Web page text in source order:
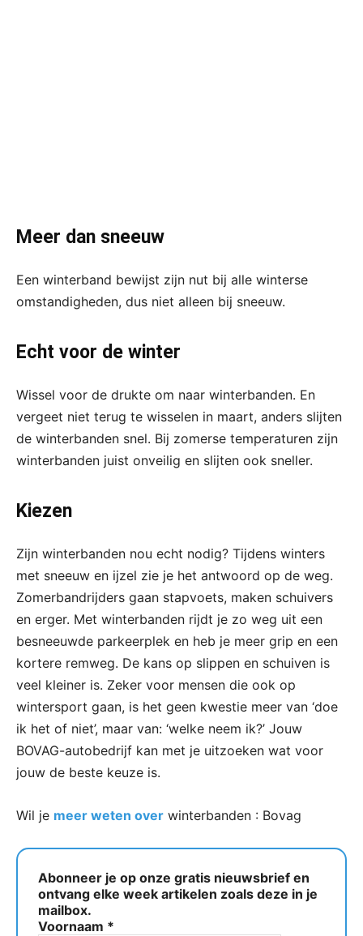
Meer dan sneeuw
Een winterband bewijst zijn nut bij alle winterse
omstandigheden, dus niet alleen bij sneeuw.
Echt voor de winter
Wissel voor de drukte om naar winterbanden. En
vergeet niet terug te wisselen in maart, anders slijten
de winterbanden snel. Bij zomerse temperaturen zijn
winterbanden juist onveilig en slijten ook sneller.
Kiezen
Zijn winterbanden nou echt nodig? Tijdens winters
met sneeuw en ijzel zie je het antwoord op de weg.
Zomerbandrijders gaan stapvoets, maken schuivers
en erger. Met winterbanden rijdt je zo weg uit een
besneeuwde parkeerplek en heb je meer grip en een
kortere remweg. De kans op slippen en schuiven is
veel kleiner is. Zeker voor mensen die ook op
wintersport gaan, is het geen kwestie meer van ‘doe
ik het of niet’, maar van: ‘welke neem ik?’ Jouw
BOVAG-autobedrijf kan met je uitzoeken wat voor
jouw de beste keuze is.
Wil je meer weten over winterbanden : Bovag
Abonneer je op onze gratis nieuwsbrief en
ontvang elke week artikelen zoals deze in je
mailbox.
Voornaam *